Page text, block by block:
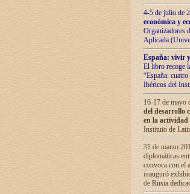
4-5 de julio de
económica y
Organizadores
Aplicada
España: vivir
El libro recoge
“España:
Ibéricos del
16-17 de mayo
del desarrollo
en la
Instituto de
31 de marzo
diplomáticas
convoca con el
inauguró
de Rusia